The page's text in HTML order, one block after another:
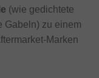
(wie gedichtete
Gabeln) zu einem
Marken